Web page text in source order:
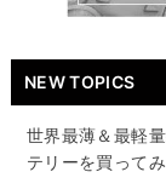
NEW TOPICS
世界最薄＆最軽
テリーを買って